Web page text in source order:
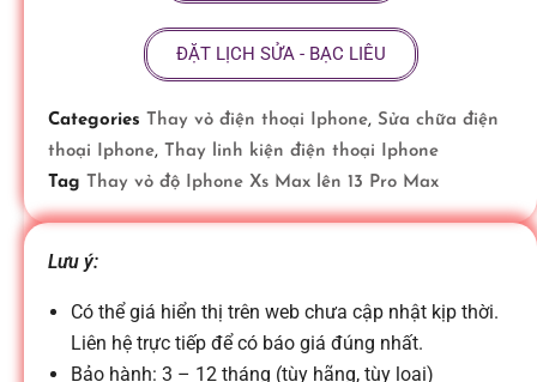
i
ệ
n
t
ĐẶT LỊCH SỬA - BẠC LIÊU
Categories Thay vỏ điện thoại Iphone, Sửa chữa điện
thoại Iphone, Thay linh kiện điện thoại Iphone
Tag Thay vỏ độ Iphone Xs Max lên 13 Pro Max
Lưu ý:
Có thể giá hiển thị trên web chưa cập nhật kịp thời.
Liên hệ trực tiếp để có báo giá đúng nhất.
Bảo hành: 3 – 12 tháng (tùy hãng, tùy loại)